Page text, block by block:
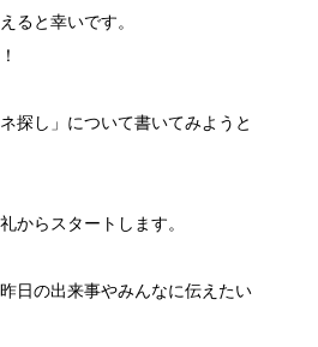
ると幸いです。
探し」について書いてみようと
からスタートします。
日の出来事やみんなに伝えたい